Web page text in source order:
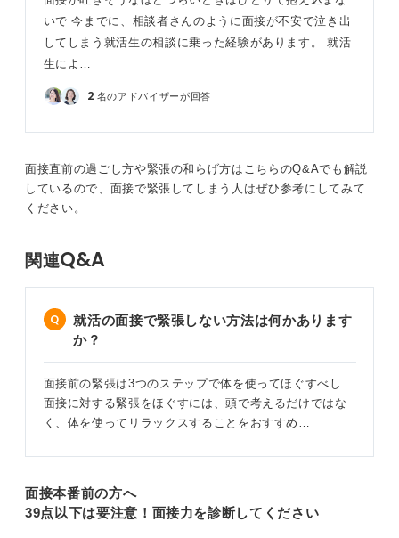
いで 今までに、相談者さんのように面接が不安で泣き出
してしまう就活生の相談に乗った経験があります。 就活
生によ…
2 名のアドバイザーが回答
面接直前の過ごし方や緊張の和らげ方はこちらのQ&Aでも解説
しているので、面接で緊張してしまう人はぜひ参考にしてみて
ください。
関連Q&A
就活の面接で緊張しない方法は何かあります
か？
面接前の緊張は3つのステップで体を使ってほぐすべし
面接に対する緊張をほぐすには、頭で考えるだけではな
く、体を使ってリラックスすることをおすすめ…
面接本番前の方へ
39点以下は要注意！面接力を診断してください